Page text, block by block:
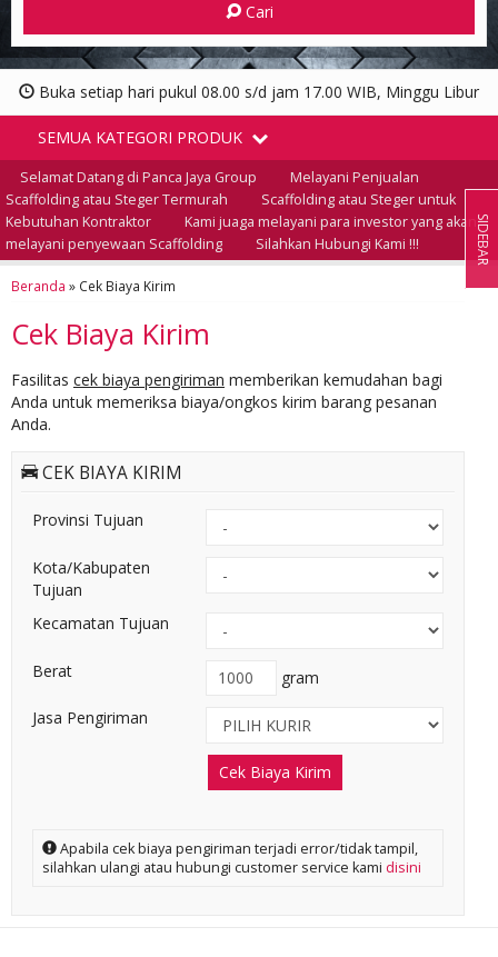
Cari
Buka setiap hari pukul 08.00 s/d jam 17.00 WIB, Minggu Libur
SEMUA KATEGORI PRODUK
Selamat Datang di Panca Jaya Group
Melayani Penjualan
Scaffolding atau Steger Termurah
Scaffolding atau Steger untuk
Kebutuhan Kontraktor
Kami juaga melayani para investor yang akan
melayani penyewaan Scaffolding
Silahkan Hubungi Kami !!!
Beranda » Cek Biaya Kirim
Cek Biaya Kirim
Fasilitas cek biaya pengiriman memberikan kemudahan bagi
Anda untuk memeriksa biaya/ongkos kirim barang pesanan
Anda.
CEK BIAYA KIRIM
Provinsi Tujuan
Kota/Kabupaten
Tujuan
Kecamatan Tujuan
Berat
gram
Jasa Pengiriman
Cek Biaya Kirim
Apabila cek biaya pengiriman terjadi error/tidak tampil,
silahkan ulangi atau hubungi customer service kami disini
SIDEBAR